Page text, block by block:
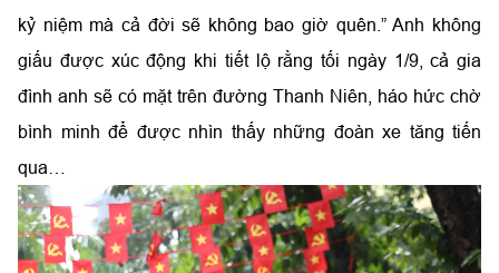
kỷ niệm mà cả đời sẽ không bao giờ quên.” Anh không
giấu được xúc động khi tiết lộ rằng tối ngày 1/9, cả gia
đình anh sẽ có mặt trên đường Thanh Niên, háo hức chờ
bình minh để được nhìn thấy những đoàn xe tăng tiến
qua…